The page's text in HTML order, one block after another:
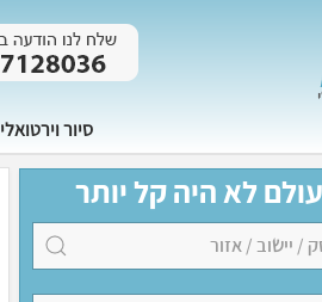
סיור וירטואלי
לא היה קל יותר